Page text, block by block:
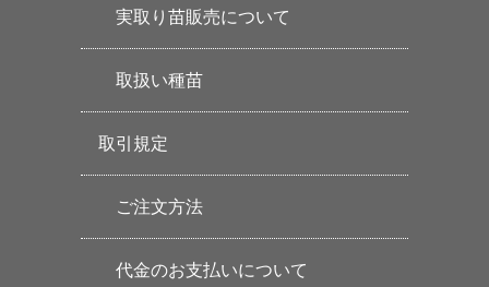
実取り苗販売について
取扱い種苗
取引規定
ご注文方法
代金のお支払いについて